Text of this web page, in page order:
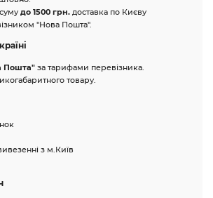
до 1500 грн. доставка по Києву
"Нова Пошта".
Пошта" за тарифами перевізника.
товару.
з м.Київ